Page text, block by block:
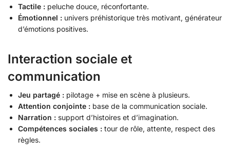
Tactile : peluche douce, réconfortante.
Émotionnel : univers préhistorique très motivant, générateur
d’émotions positives.
Interaction sociale et
communication
Jeu partagé : pilotage + mise en scène à plusieurs.
Attention conjointe : base de la communication sociale.
Narration : support d’histoires et d’imagination.
Compétences sociales : tour de rôle, attente, respect des
règles.